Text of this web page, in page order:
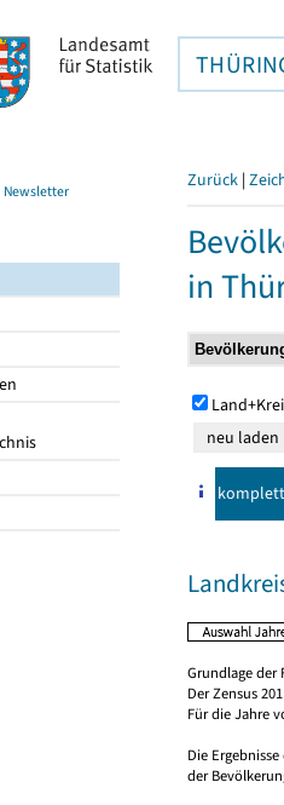
Newsletter Zurück |
in
komplett
Grundlage der
Der Zensus
Für die Jahre
Die
der